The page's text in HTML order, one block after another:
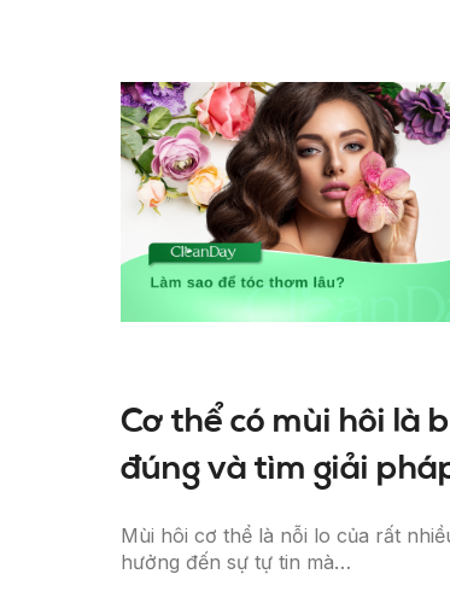
Cơ thể có mùi hôi là
đúng và tìm giải
Mùi hôi cơ thể là nỗi lo của rất
hưởng đến sự tự tin mà…